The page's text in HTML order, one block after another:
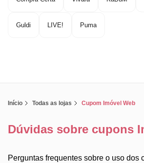
Guldi LIVE! Puma
Início Todas as lojas Cupom Imóvel Web
Dúvidas sobre cupons
Perguntas frequentes sobre o uso dos